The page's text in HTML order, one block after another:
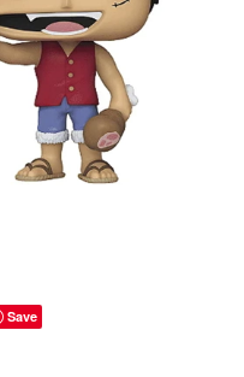
Save